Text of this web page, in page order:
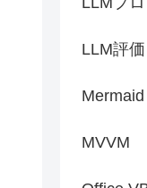
LLM評価
Mermaid
MVVM